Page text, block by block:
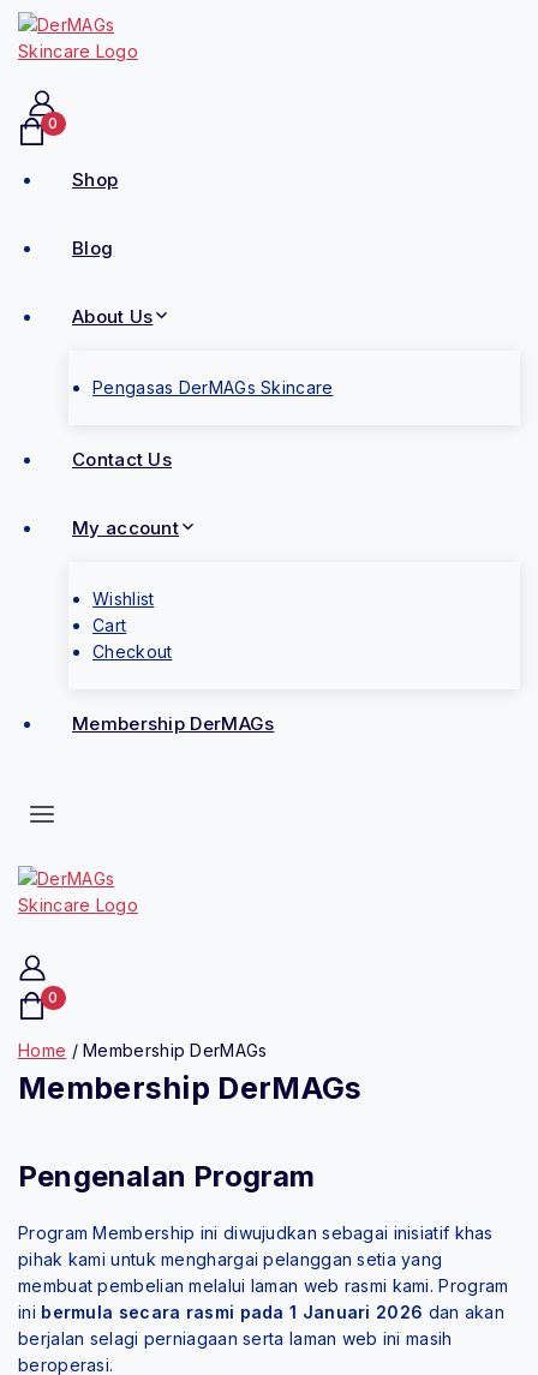
0
Shop
Blog
About Us
Pengasas DerMAGs Skincare
Contact Us
My account
Wishlist
Cart
Checkout
Membership DerMAGs
0
Home / Membership DerMAGs
Membership DerMAGs
Pengenalan Program
Program Membership ini diwujudkan sebagai inisiatif khas
pihak kami untuk menghargai pelanggan setia yang
membuat pembelian melalui laman web rasmi kami. Program
ini bermula secara rasmi pada 1 Januari 2026 dan akan
berjalan selagi perniagaan serta laman web ini masih
beroperasi.